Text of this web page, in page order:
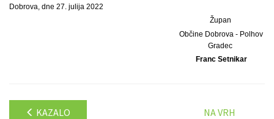
Dobrova, dne 27. julija 2022
Župan
Občine Dobrova - Polhov
Gradec
Franc Setnikar
KAZALO NA VRH